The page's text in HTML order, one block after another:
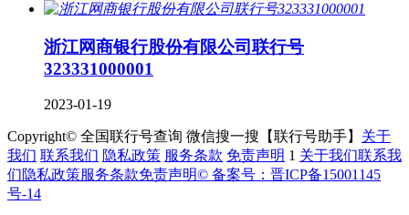
浙江网商银行股份有限公司联行号
323331000001
2023-01-19
Copyright© 全国联行号查询 微信搜一搜【联行号助手】 关于
我们 联系我们 隐私政策 服务条款 免责声明 1 关于我们联系我
们隐私政策服务条款免责声明© 备案号：晋ICP备15001145
号-14